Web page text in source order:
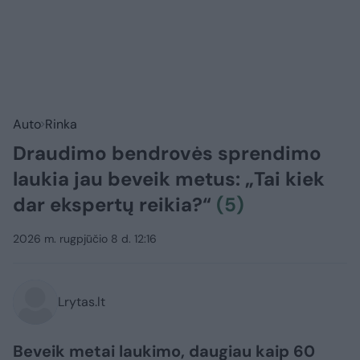
Auto Rinka
Draudimo bendrovės sprendimo
laukia jau beveik metus: „Tai kiek
dar ekspertų reikia?“ (5)
2026 m. rugpjūčio 8 d. 12:16
Lrytas.lt
Beveik metai laukimo, daugiau kaip 60